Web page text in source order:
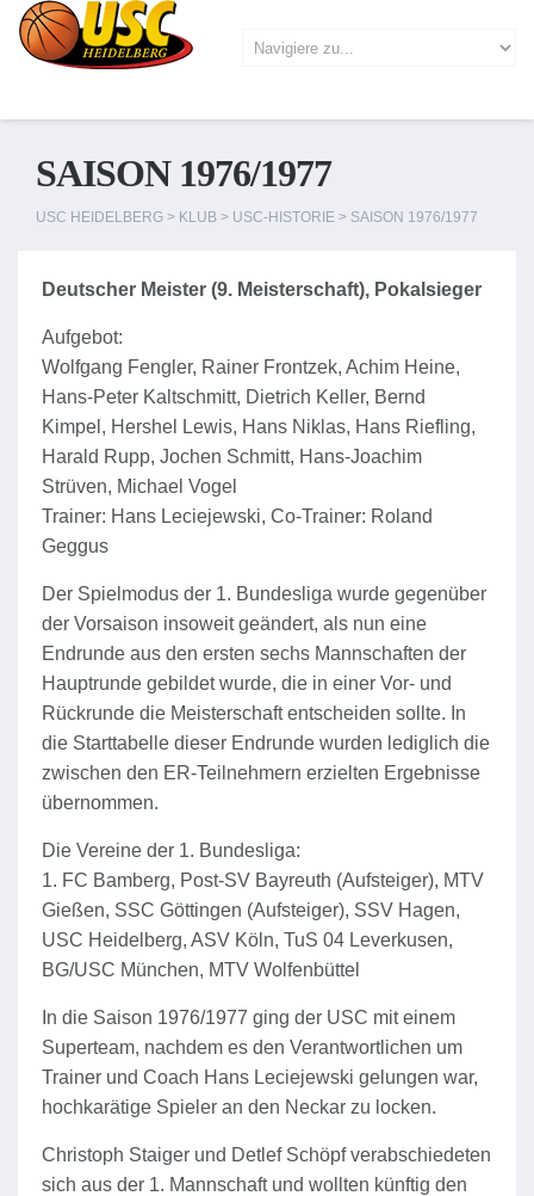
SAISON 1976/1977
USC HEIDELBERG > KLUB > USC-HISTORIE > SAISON 1976/1977
Deutscher Meister (9. Meisterschaft), Pokalsieger
Aufgebot:
Wolfgang Fengler, Rainer Frontzek, Achim Heine,
Hans-Peter Kaltschmitt, Dietrich Keller, Bernd
Kimpel, Hershel Lewis, Hans Niklas, Hans Riefling,
Harald Rupp, Jochen Schmitt, Hans-Joachim
Strüven, Michael Vogel
Trainer: Hans Leciejewski, Co-Trainer: Roland
Geggus
Der Spielmodus der 1. Bundesliga wurde gegenüber
der Vorsaison insoweit geändert, als nun eine
Endrunde aus den ersten sechs Mannschaften der
Hauptrunde gebildet wurde, die in einer Vor- und
Rückrunde die Meisterschaft entscheiden sollte. In
die Starttabelle dieser Endrunde wurden lediglich die
zwischen den ER-Teilnehmern erzielten Ergebnisse
übernommen.
Die Vereine der 1. Bundesliga:
1. FC Bamberg, Post-SV Bayreuth (Aufsteiger), MTV
Gießen, SSC Göttingen (Aufsteiger), SSV Hagen,
USC Heidelberg, ASV Köln, TuS 04 Leverkusen,
BG/USC München, MTV Wolfenbüttel
In die Saison 1976/1977 ging der USC mit einem
Superteam, nachdem es den Verantwortlichen um
Trainer und Coach Hans Leciejewski gelungen war,
hochkarätige Spieler an den Neckar zu locken.
Christoph Staiger und Detlef Schöpf verabschiedeten
sich aus der 1. Mannschaft und wollten künftig den